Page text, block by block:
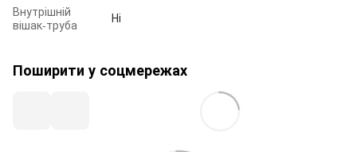
Внутрішній
вішак-труба
Ні
Поширити у соцмережах